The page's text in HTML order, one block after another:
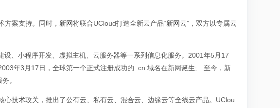
案支持。同时，新网将联合UCloud打造全新云产品“新网云”，双方以专属云
、小程序开发、虚拟主机、云服务器等一系列信息化服务。2001年5月17
年3月17日，全球第一个正式注册成功的 .cn 域名在新网诞生; 至今，新
。
技术攻关，推出了公有云、私有云、混合云、边缘云等全线云产品。UClou